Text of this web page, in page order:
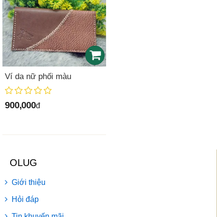
Ví da nữ phối màu
900,000đ
OLUG
Giới thiệu
Hỏi đáp